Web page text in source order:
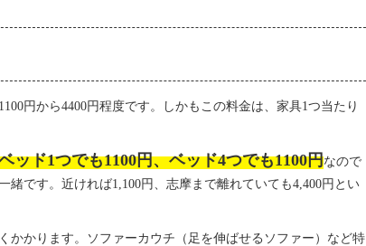
円から4400円程度です。しかもこの料金は、家具1つ当たり
ッド1つでも1100円、ベッド4つでも1100円なので
緒です。近ければ1,100円、志摩まで離れていても4,400円とい
かかります。ソファーカウチ（足を伸ばせるソファー）など特